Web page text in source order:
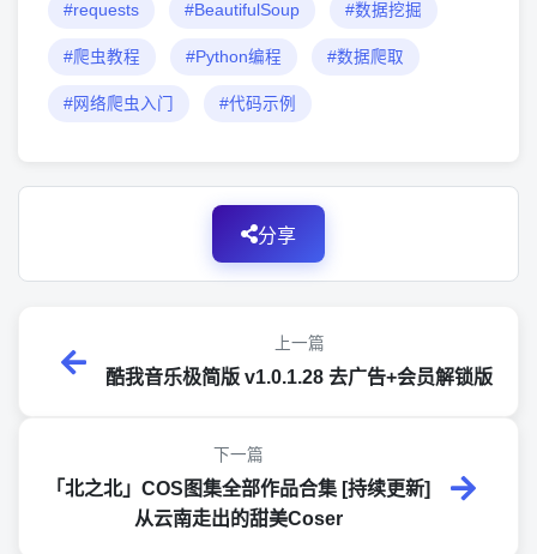
#requests #BeautifulSoup #数据挖掘
#爬虫教程 #Python编程 #数据爬取
#网络爬虫入门 #代码示例
分享
上一篇
酷我音乐极简版 v1.0.1.28 去广告+会员解锁版
下一篇
「北之北」COS图集全部作品合集 [持续更新]
从云南走出的甜美Coser